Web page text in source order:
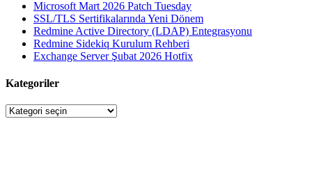
Microsoft Mart 2026 Patch Tuesday
SSL/TLS Sertifikalarında Yeni Dönem
Redmine Active Directory (LDAP) Entegrasyonu
Redmine Sidekiq Kurulum Rehberi
Exchange Server Şubat 2026 Hotfix
Kategoriler
Kategoriler